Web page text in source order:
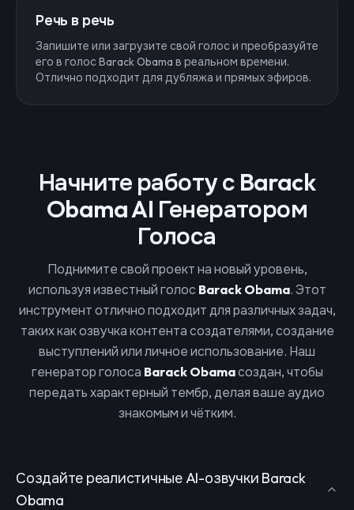
Речь в речь
Запишите или загрузите свой голос и преобразуйте
его в голос Barack Obama в реальном времени.
Отлично подходит для дубляжа и прямых эфиров.
Начните работу с Barack
Obama AI Генератором
Голоса
Поднимите свой проект на новый уровень,
используя известный голос Barack Obama. Этот
инструмент отлично подходит для различных задач,
таких как озвучка контента создателями, создание
выступлений или личное использование. Наш
генератор голоса Barack Obamaсоздан, чтобы
передать характерный тембр, делая ваше аудио
знакомым и чётким.
Создайте реалистичные AI-озвучки Barack
Obama